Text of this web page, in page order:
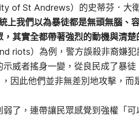
of St Andrews）的史蒂芬．大
上我們以為暴徒都是無頭無腦、
其實全都帶著強烈的動機與清楚
riots）為例，警方誤殺非裔嫌
威者搖身一變，從良民成了暴
因此他們並非無差別地攻擊，而
了，連帶讓民眾感覺到強權「